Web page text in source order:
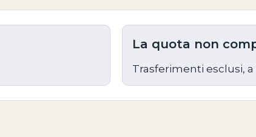
La quota non
Trasferimenti esclusi,